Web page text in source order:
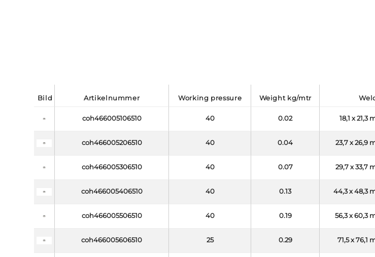
bild artikelnummer working pressure weight kg/mtr
coh466005106510 40 0.02 18,1 x 21,3
coh466005206510 40 0.04 23,7 x 26,9
coh466005306510 40 0.07 29,7 x 33,7
coh466005406510 40 0.13 44,3 x 48,3
coh466005506510 40 0.19 56,3 x 60,3
coh466005606510 25 0.29 71,5 x 76,1